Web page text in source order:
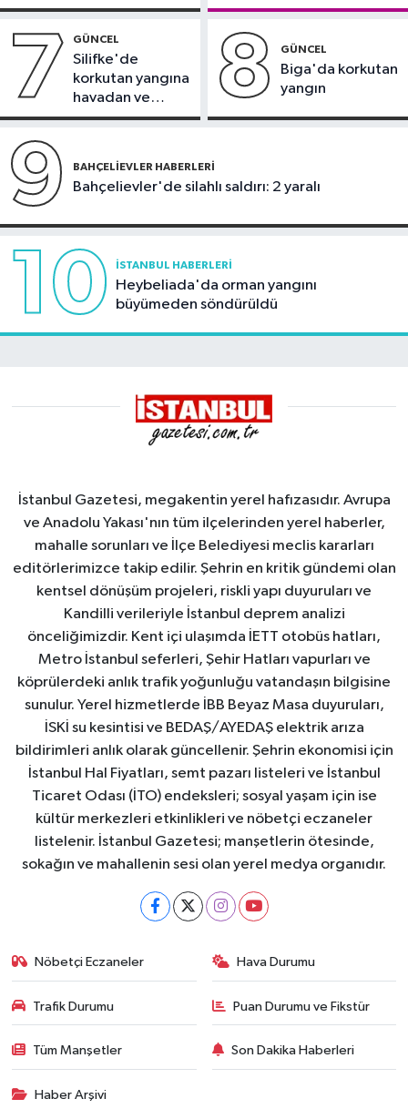
kavga
7 GÜNCEL
Silifke'de
korkutan yangına
havadan ve
karadan
8 GÜNCEL
Biga'da korkutan
yangın
9 BAHÇELIEVLER HABERLERI
Bahçelievler'de silahlı saldırı: 2 yaralı
10 İSTANBUL HABERLERI
Heybeliada'da orman yangını
büyümeden söndürüldü
İstanbul Gazetesi, megakentin yerel hafızasıdır. Avrupa
ve Anadolu Yakası'nın tüm ilçelerinden yerel haberler,
mahalle sorunları ve İlçe Belediyesi meclis kararları
editörlerimizce takip edilir. Şehrin en kritik gündemi olan
kentsel dönüşüm projeleri, riskli yapı duyuruları ve
Kandilli verileriyle İstanbul deprem analizi
önceliğimizdir. Kent içi ulaşımda İETT otobüs hatları,
Metro İstanbul seferleri, Şehir Hatları vapurları ve
köprülerdeki anlık trafik yoğunluğu vatandaşın bilgisine
sunulur. Yerel hizmetlerde İBB Beyaz Masa duyuruları,
İSKİ su kesintisi ve BEDAŞ/AYEDAŞ elektrik arıza
bildirimleri anlık olarak güncellenir. Şehrin ekonomisi için
İstanbul Hal Fiyatları, semt pazarı listeleri ve İstanbul
Ticaret Odası (İTO) endeksleri; sosyal yaşam için ise
kültür merkezleri etkinlikleri ve nöbetçi eczaneler
listelenir. İstanbul Gazetesi; manşetlerin ötesinde,
sokağın ve mahallenin sesi olan yerel medya organıdır.
Nöbetçi Eczaneler Hava Durumu
Trafik Durumu Puan Durumu ve Fikstür
Tüm Manşetler Son Dakika Haberleri
Haber Arşivi